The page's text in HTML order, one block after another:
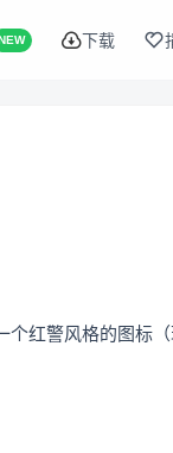
下载
红警风格的图标